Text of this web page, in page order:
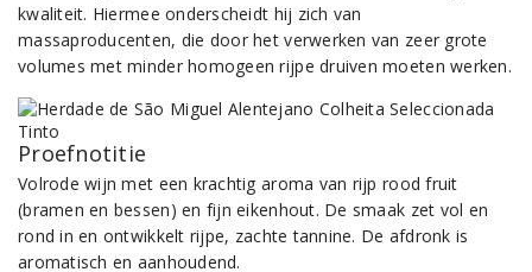
kwaliteit. Hiermee onderscheidt hij zich van
massaproducenten, die door het verwerken van zeer grote
volumes met minder homogeen rijpe druiven moeten werken.
Proefnotitie
Volrode wijn met een krachtig aroma van rijp rood fruit
(bramen en bessen) en fijn eikenhout. De smaak zet vol en
rond in en ontwikkelt rijpe, zachte tannine. De afdronk is
aromatisch en aanhoudend.